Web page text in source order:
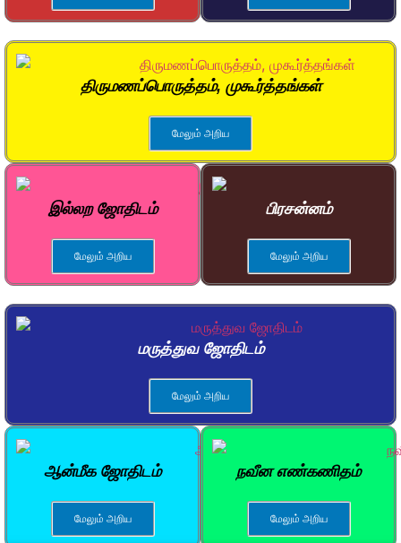
திருமணப்பொருத்தம், முகூர்த்தங்கள்
மேலும் அறிய
இல்லற ஜோதிடம்
மேலும் அறிய
பிரசன்னம்
மேலும் அறிய
மருத்துவ ஜோதிடம்
மேலும் அறிய
ஆன்மீக ஜோதிடம்
மேலும் அறிய
நவீன எண்கணிதம்
மேலும் அறிய